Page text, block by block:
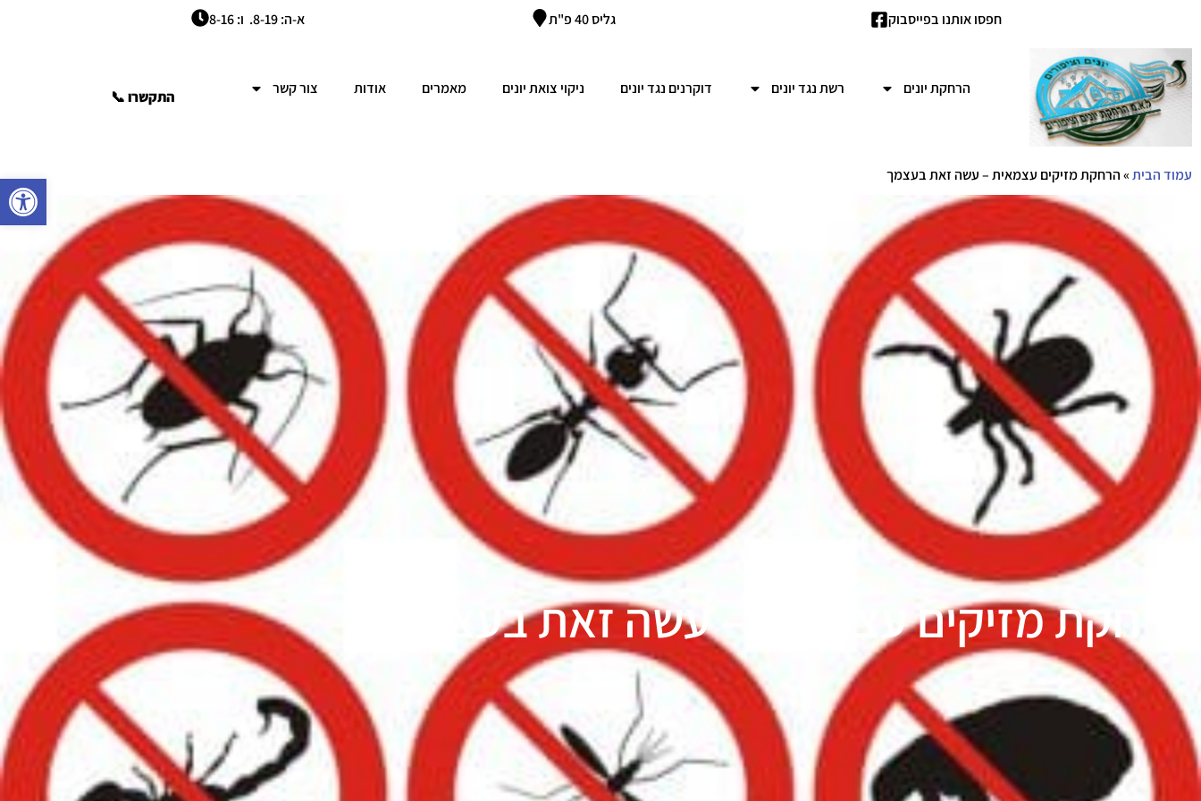
פתח
חפסו אותנו בפייסבוק גליס 40 פ"ת א-ה: 8-19. ו: 8-16
הרחקת יונים רשת נגד יונים דוקרנים נגד יונים ניקוי צואת יונים מאמרים אודות צור קשר התקשרו 📞
עמוד הבית»הרחקת מזיקים עצמאית – עשה זאת בעצמך
הרחקת מזיקים עצמאית – עשה זאת בעצמך